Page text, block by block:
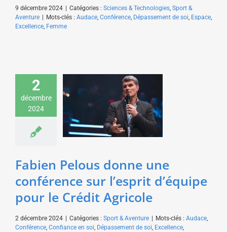
9 décembre 2024 Catégories : Sciences & Technologies, Sport &
Aventure
Mots-clés : Audace, Conférence, Dépassement de soi, Espace,
Excellence, Femme
2
décembre
2024
Fabien Pelous donne
une conférence sur
l’esprit d’équipe pour le
Crédit Agricole
Sport & Aventure
Fabien Pelous donne une
conférence sur l’esprit d’équipe
pour le Crédit Agricole
2 décembre 2024 Catégories : Sport & Aventure Mots-clés : Audace,
Conférence, Confiance en soi, Dépassement de soi, Excellence,